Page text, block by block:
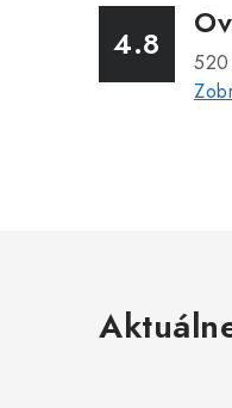
4.8 520